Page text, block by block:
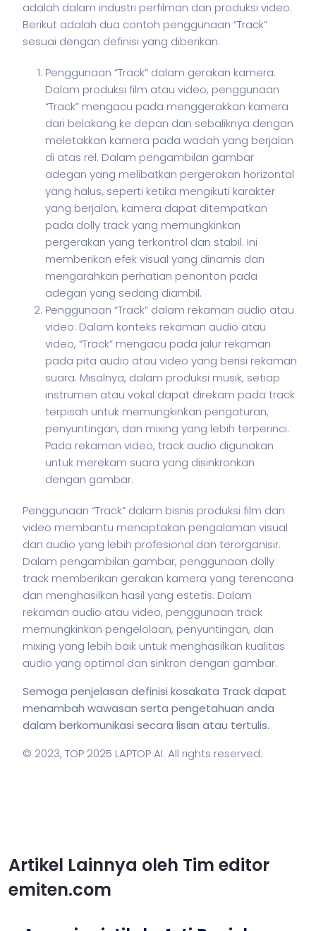
adalah dalam industri perfilman dan produksi video.
Berikut adalah dua contoh penggunaan “Track”
sesuai dengan definisi yang diberikan:
Penggunaan “Track” dalam gerakan kamera:
Dalam produksi film atau video, penggunaan
“Track” mengacu pada menggerakkan kamera
dari belakang ke depan dan sebaliknya dengan
meletakkan kamera pada wadah yang berjalan
di atas rel. Dalam pengambilan gambar
adegan yang melibatkan pergerakan horizontal
yang halus, seperti ketika mengikuti karakter
yang berjalan, kamera dapat ditempatkan
pada dolly track yang memungkinkan
pergerakan yang terkontrol dan stabil. Ini
memberikan efek visual yang dinamis dan
mengarahkan perhatian penonton pada
adegan yang sedang diambil.
Penggunaan “Track” dalam rekaman audio atau
video: Dalam konteks rekaman audio atau
video, “Track” mengacu pada jalur rekaman
pada pita audio atau video yang berisi rekaman
suara. Misalnya, dalam produksi musik, setiap
instrumen atau vokal dapat direkam pada track
terpisah untuk memungkinkan pengaturan,
penyuntingan, dan mixing yang lebih terperinci.
Pada rekaman video, track audio digunakan
untuk merekam suara yang disinkronkan
dengan gambar.
Penggunaan “Track” dalam bisnis produksi film dan
video membantu menciptakan pengalaman visual
dan audio yang lebih profesional dan terorganisir.
Dalam pengambilan gambar, penggunaan dolly
track memberikan gerakan kamera yang terencana
dan menghasilkan hasil yang estetis. Dalam
rekaman audio atau video, penggunaan track
memungkinkan pengelolaan, penyuntingan, dan
mixing yang lebih baik untuk menghasilkan kualitas
audio yang optimal dan sinkron dengan gambar.
Semoga penjelasan definisi kosakata Track dapat
menambah wawasan serta pengetahuan anda
dalam berkomunikasi secara lisan atau tertulis.
© 2023, TOP 2025 LAPTOP AI. All rights reserved.
Artikel Lainnya oleh Tim editor
emiten.com